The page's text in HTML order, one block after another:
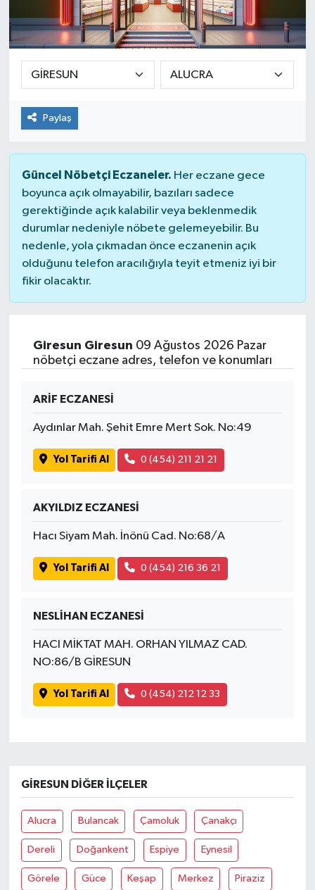
Paylaş
Güncel Nöbetçi Eczaneler. Her eczane gece
boyunca açık olmayabilir, bazıları sadece
gerektiğinde açık kalabilir veya beklenmedik
durumlar nedeniyle nöbete gelemeyebilir. Bu
nedenle, yola çıkmadan önce eczanenin açık
olduğunu telefon aracılığıyla teyit etmeniz iyi bir
fikir olacaktır.
Giresun Giresun 09 Ağustos 2026 Pazar
nöbetçi eczane adres, telefon ve konumları
ARİF ECZANESİ
Aydınlar Mah. Şehit Emre Mert Sok. No:49
Yol Tarifi Al 0 (454) 211 21 21
AKYILDIZ ECZANESİ
Hacı Siyam Mah. İnönü Cad. No:68/A
Yol Tarifi Al 0 (454) 216 36 21
NESLİHAN ECZANESİ
HACI MİKTAT MAH. ORHAN YILMAZ CAD.
NO:86/B GİRESUN
Yol Tarifi Al 0 (454) 212 12 33
GIRESUN DIĞER İLÇELER
Alucra Bulancak Çamoluk Çanakçı
Dereli Doğankent Espiye Eynesil
Görele Güce Keşap Merkez Piraziz
Yaşam